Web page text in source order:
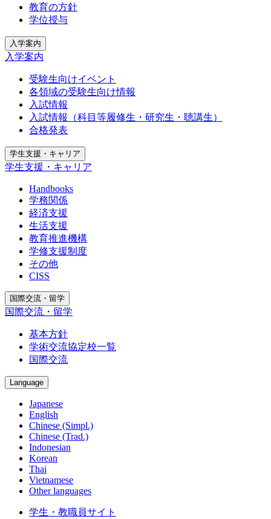
教育の方針
学位授与
入学案内
入学案内
受験生向けイベント
各領域の受験生向け情報
入試情報
入試情報（科目等履修生・研究生・聴講生）
合格発表
学生支援・キャリア
学生支援・キャリア
Handbooks
学務関係
経済支援
生活支援
教育推進機構
学修支援制度
その他
CISS
国際交流・留学
国際交流・留学
基本方針
学術交流協定校一覧
国際交流
Language
Japanese
English
Chinese (Simpl.)
Chinese (Trad.)
Indonesian
Korean
Thai
Vietnamese
Other languages
学生・教職員サイト